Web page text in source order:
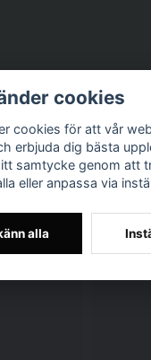
cookies
cookies för att vår
erbjuda dig bästa
samtycke genom att
eller anpassa via
alla